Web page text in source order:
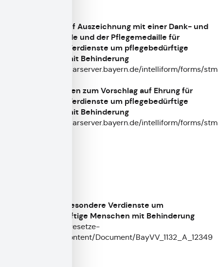
Vorschlag auf Auszeichnung mit einer Dank- und
Ehrenurkunde und der Pflegemedaille für
besondere Verdienste um pflegebedürftige
Menschen mit Behinderung
https://formularserver.bayern.de/intelliform/forms/
Feststellungen zum Vorschlag auf Ehrung für
besondere Verdienste um pflegebedürftige
Menschen mit Behinderung
https://formularserver.bayern.de/intelliform/forms/
Ehrung für besondere Verdienste um
pflegebedürftige Menschen mit Behinderung
https://www.gesetze-
bayern.de/Content/Document/BayVV_1132_A_12349